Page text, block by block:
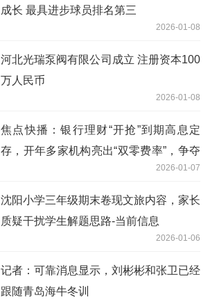
成长 最具进步球员排名第三
2026-01-08
河北光瑞泵阀有限公司成立 注册资本100
万人民币
2026-01-08
焦点快播：银行理财“开抢”到期高息定
存，开年多家机构亮出“双零费率”，争夺
2026-01-07
沈阳小学三年级期末卷现文旅内容，家长
质疑干扰学生解题思路-当前信息
2026-01-06
记者：可靠消息显示，刘彬彬和张卫已经
跟随青岛海牛冬训